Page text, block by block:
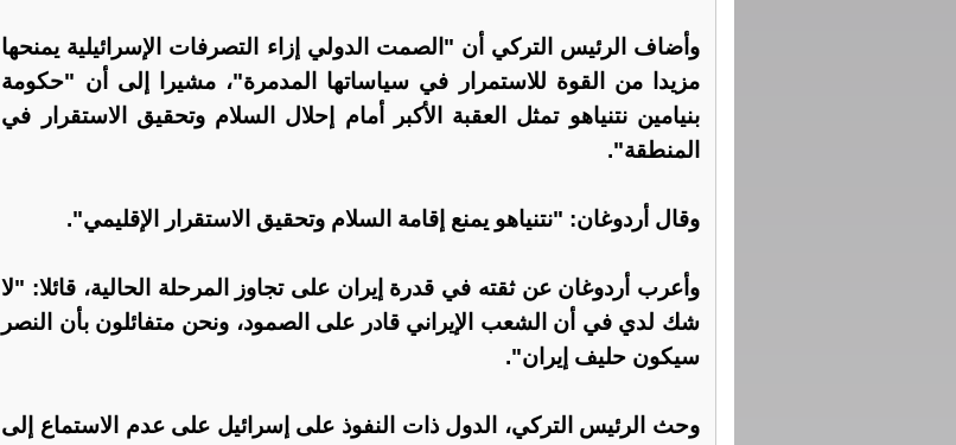
وأضاف الرئيس التركي أن "الصمت الدولي إزاء التصرفات الإسرائيلية يمنحها
مزيدا من القوة للاستمرار في سياساتها المدمرة"، مشيرا إلى أن "حكومة
بنيامين نتنياهو تمثل العقبة الأكبر أمام إحلال السلام وتحقيق الاستقرار في
المنطقة".
وقال أردوغان: "نتنياهو يمنع إقامة السلام وتحقيق الاستقرار الإقليمي".
وأعرب أردوغان عن ثقته في قدرة إيران على تجاوز المرحلة الحالية، قائلا: "لا
شك لدي في أن الشعب الإيراني قادر على الصمود، ونحن متفائلون بأن النصر
سيكون حليف إيران".
وحث الرئيس التركي، الدول ذات النفوذ على إسرائيل على عدم الاستماع إلى